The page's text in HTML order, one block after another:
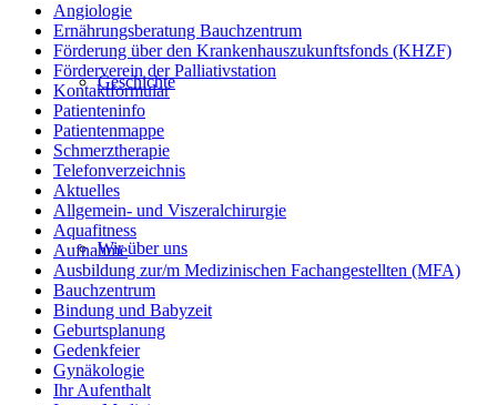
Geschichte
Wir über uns
Angiologie
Ernährungsberatung Bauchzentrum
Förderung über den Krankenhauszukunftsfonds (KHZF)
Förderverein der Palliativstation
Kontaktformular
Patienteninfo
Patientenmappe
Schmerztherapie
Telefonverzeichnis
Aktuelles
Allgemein- und Viszeralchirurgie
Aquafitness
Aufnahme
Ausbildung zur/m Medizinischen Fachangestellten (MFA)
Bauchzentrum
Bindung und Babyzeit
Geburtsplanung
Gedenkfeier
Gynäkologie
Ihr Aufenthalt